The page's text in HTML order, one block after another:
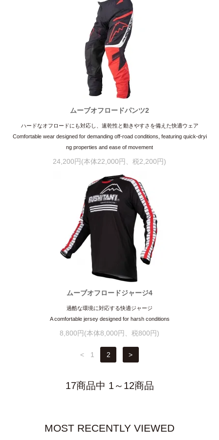
ムーブオフロードパンツ2
ハードなオフロードにも対応し、速乾性と動きやすさを備えた快適ウェア
Comfortable wear designed for demanding off-road conditions, featuring quick-dryi
ng properties and ease of movement
24,200円(本体22,000円、税2,200円)
ムーブオフロードジャージ4
過酷な環境に対応する快適ジャージ
A comfortable jersey designed for harsh conditions
8,800円(本体8,000円、税800円)
< 1 2 >
17商品中 1～12商品
MOST RECENTLY VIEWED